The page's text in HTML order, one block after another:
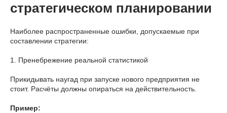
стратегическом планировании
Наиболее распространенные ошибки, допускаемые при
составлении стратегии:
1. Пренебрежение реальной статистикой
Прикидывать наугад при запуске нового предприятия не
стоит. Расчёты должны опираться на действительность.
Пример: